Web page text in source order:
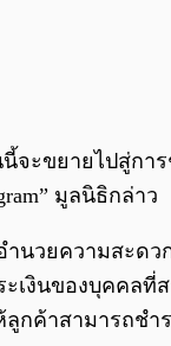
จะขยายไปสู่กา
มูลนิธิกล่าว
ำนวยความสะด
เงินของบุคคลที่
ลูกค้าสามารถชำ